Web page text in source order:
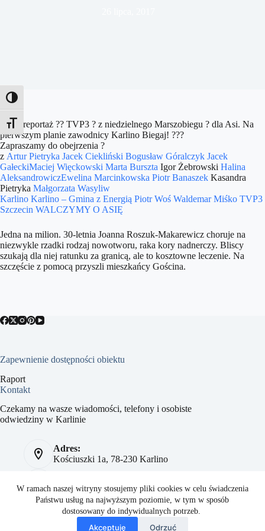
Toggle High Contrast
Toggle Font size
W ramach naszej witryny stosujemy pliki cookies w celu świadczenia
Państwu usług na najwyższym poziomie, w tym w sposób
dostosowany do indywidualnych potrzeb.
Akceptuję Odrzuć
A oto reportaż ?? TVP3 ? z niedzielnego Marszobiegu ? dla Asi. Na
pierwszym planie zawodnicy Karlino Biegaj! ???
Zapraszamy do obejrzenia ?
z Artur Pietryka Jacek Ciekliński Bogusław Góralczyk Jacek
GałeckiMaciej Więckowski Marta Burszta Igor Żebrowski Halina
AleksandrowiczEwelina Marcinkowska Piotr Banaszek Kasandra
Pietryka Małgorzata Wasyliw
Karlino Karlino – Gmina z Energią Piotr Woś Waldemar Miśko TVP3
Szczecin WALCZYMY O ASIĘ
Jedna na milion. 30-letnia Joanna Roszuk-Makarewicz choruje na
niezwykle rzadki rodzaj nowotworu, raka kory nadnerczy. Bliscy
szukają dla niej ratunku za granicą, ale to kosztowne leczenie. Na
szczęście z pomocą przyszli mieszkańcy Gościna.
Zapewnienie dostępności obiektu
Raport
Kontakt
Czekamy na wasze wiadomości, telefony i osobiste
odwiedziny w Karlinie
Adres:
Kościuszki 1a, 78-230 Karlino
784 093 041
Strona:
sport.karlino.pl